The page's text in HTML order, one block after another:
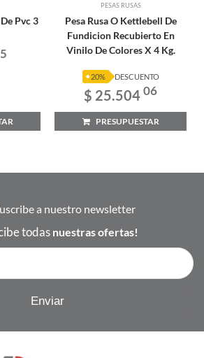
Pvc 3
PESAS RUSAS
Pesa Rusa O Kettlebell De
Fundicion Recubierto En
Vinilo De Colores X 4 Kg.
20% DESCUENTO
$ 25.504 06
PRESUPUESTAR
a nuestro newsletter
todas nuestras ofertas!